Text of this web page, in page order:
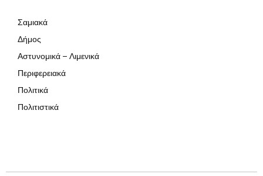
Σαμιακά
Δήμος
Αστυνομικά – Λιμενικά
Περιφερειακά
Πολιτικά
Πολιτιστικά